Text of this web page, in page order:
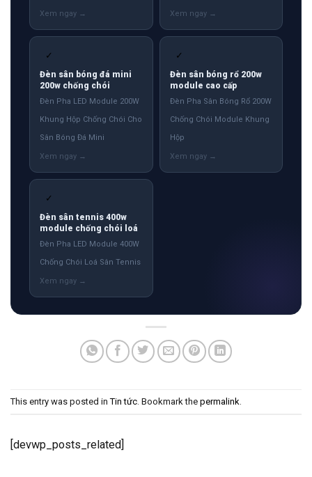
✓
Đèn sân bóng đá mini
200w chống chói
Đèn Pha LED Module 200W
Khung Hộp Chống Chói Cho
Sân Bóng Đá Mini
✓
Đèn sân bóng rổ 200w
module cao cấp
Đèn Pha Sân Bóng Rổ 200W
Chống Chói Module Khung
Hộp
✓
Đèn sân tennis 400w
module chống chói loá
Đèn Pha LED Module 400W
Chống Chói Loá Sân Tennis
This entry was posted inTin tức . Bookmark the permalink
[devwp_posts_related]